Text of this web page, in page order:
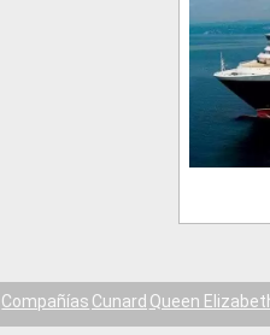
Compañías Cunard Queen